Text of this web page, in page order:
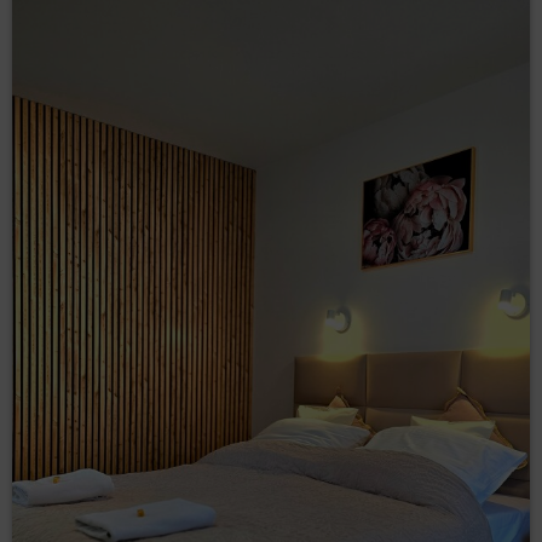
V POBYT KLIENTA W APARTAMENCIE
Klient oczekiwany jest w pierwszym dniu pobytu od godz.
16:00 do 20:30 o ile nie zapadną inne ustalenia, Jeżeli
przyjazd jest planowany w godzinach innych Klient ma
obowiązek poinformować o tym CONCIERGE co najmniej 24h
przed dniem przyjazdu. Przyjazdy w godzinach
późnowieczornym mogą być objęte opłatą dodatkową, do 100
CONCIERGE może odmówić przyjęcia Klienta, która podczas
poprzedniego pobytu rażąco naruszyła niniejszy regulamin.
Jeżeli nie zapadną inne ustalenia Klient wspólnie z Zarządcą
udaje się do wynajętego apartamentu i na miejscu dokonuje
przyjęcia lokalu o ustalonej godzinie.
Przy pobraniu kluczy do apartamentu klient okazuje dokument
tożsamości, zobowiązany jest również do umożliwienia
dokonania czasowego meldunku Klienta oraz osób mu
towarzyszących. Odbiór kluczy do apartamentu następuje
bezpośrednio w wynajętym obiekcie lub na zasadach
ustalonych z Zarządcą.